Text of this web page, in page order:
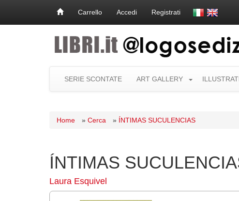
Carrello Accedi Registrati
SERIE SCONTATE ART GALLERY
Home » Cerca » ÍNTIMAS SUCULENCIAS
ÍNTIMAS
Laura Esquivel